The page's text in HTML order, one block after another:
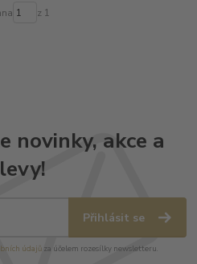
z 1
novinky, akce a
Přihlásit se
údajůza účelem rozesílky newsletteru.